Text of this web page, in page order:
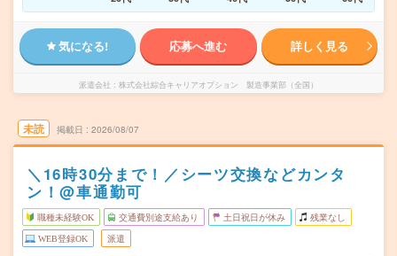
気になる! 応募へ進む 詳しく見る
派遣会社 株式会社綜合キャリアオプション 製造事業部（全国）
未読 掲載日 2026/08/07
＼16時30分まで！／シーツ交換などカンタ
ン！@車通勤可
職種未経験OK 交通費別途支給あり 土日祝日が休み 残業なし
WEB登録OK 派遣